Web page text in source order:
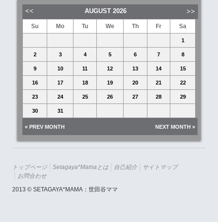
AUGUST 2026
Su Mo Tu We Th Fr Sa
1
2 3 4 5 6 7 8
9 10 11 12 13 14 15
16 17 18 19 20 21 22
23 24 25 26 27 28 29
30 31
« PREV MONTH NEXT MONTH »
トップページ Setagaya*mamaとは 自己紹介
サイトマップ
お問合わせ
2013 © SETAGAYA*MAMA：世田谷ママ